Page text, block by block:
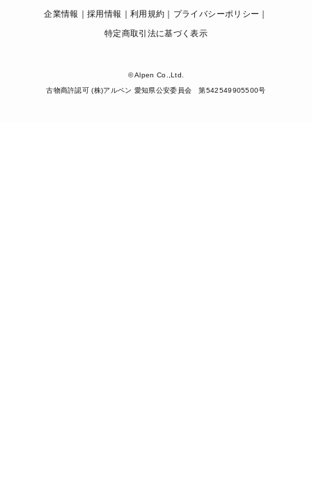
企業情報 採用情報 利用規約
プライバシーポリシー
特定商取引法に基づく表示
© Alpen Co.,Ltd.
古物商許認可 (株)アルペン 愛知県公安委員会 第542549905500号